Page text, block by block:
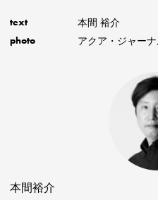
text 本間 裕介
photo アクア・ジャー
本間裕介